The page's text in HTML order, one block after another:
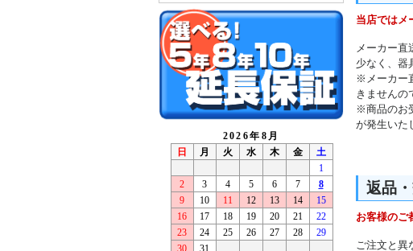
当店ではメ
メーカー直
少なく、器
※メーカー
きませんの
※商品のお
が発生いた
返品
お客様のご
ご注文と異